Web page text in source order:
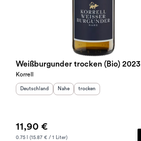
Weißburgunder trocken (Bio) 2023
Korrell
Herkunftsland
Deutschland Herkunftsregion:
Nahe Geschmack
trocken
11,90 €
0.75 l (15.87 € / 1 Liter)